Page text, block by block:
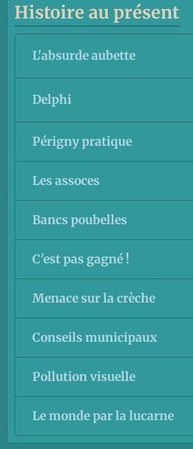
Histoire au présent
L'absurde aubette
Delphi
Périgny pratique
Les assoces
Bancs poubelles
C'est pas gagné !
Menace sur la crèche
Conseils municipaux
Pollution visuelle
Le monde par la lucarne